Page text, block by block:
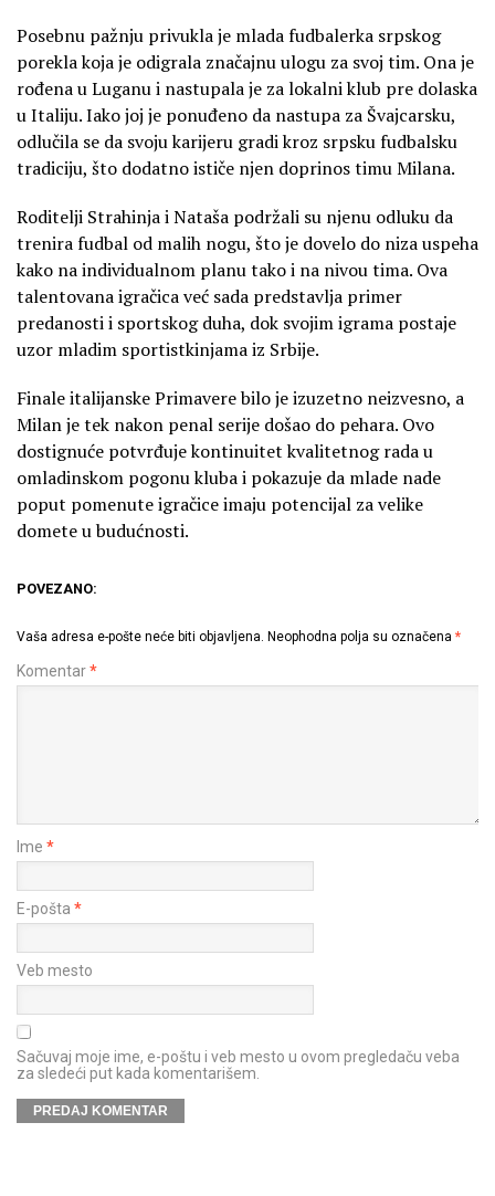
Posebnu pažnju privukla je mlada fudbalerka srpskog
porekla koja je odigrala značajnu ulogu za svoj tim. Ona je
rođena u Luganu i nastupala je za lokalni klub pre dolaska
u Italiju. Iako joj je ponuđeno da nastupa za Švajcarsku,
odlučila se da svoju karijeru gradi kroz srpsku fudbalsku
tradiciju, što dodatno ističe njen doprinos timu Milana.
Roditelji Strahinja i Nataša podržali su njenu odluku da
trenira fudbal od malih nogu, što je dovelo do niza uspeha
kako na individualnom planu tako i na nivou tima. Ova
talentovana igračica već sada predstavlja primer
predanosti i sportskog duha, dok svojim igrama postaje
uzor mladim sportistkinjama iz Srbije.
Finale italijanske Primavere bilo je izuzetno neizvesno, a
Milan je tek nakon penal serije došao do pehara. Ovo
dostignuće potvrđuje kontinuitet kvalitetnog rada u
omladinskom pogonu kluba i pokazuje da mlade nade
poput pomenute igračice imaju potencijal za velike
domete u budućnosti.
POVEZANO:
Vaša adresa e-pošte neće biti objavljena. Neophodna polja su označena *
Komentar*
Ime *
E-pošta *
Veb mesto
Sačuvaj moje ime, e-poštu i veb mesto u ovom pregledaču veba
za sledeći put kada komentarišem.